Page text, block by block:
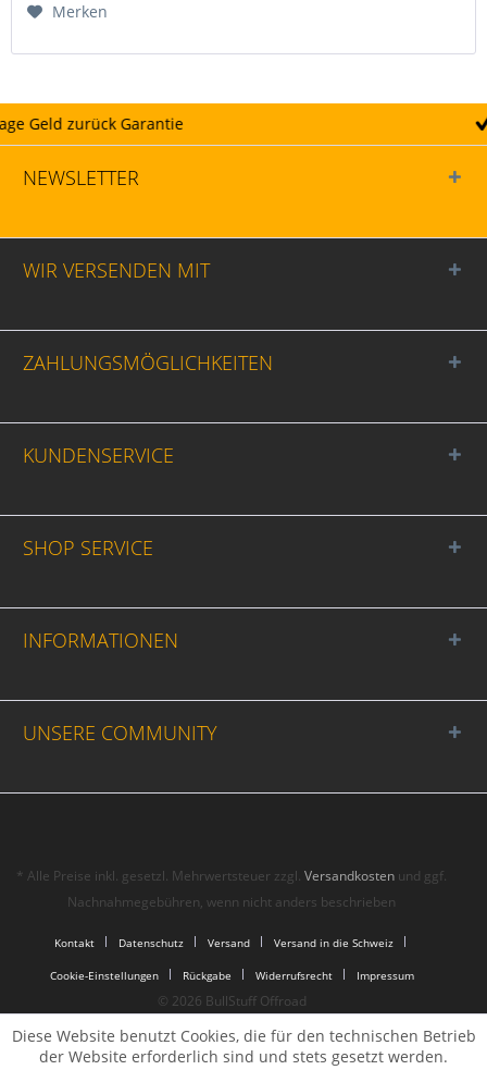
Merken
NEWSLETTER
WIR VERSENDEN MIT
ZAHLUNGSMÖGLICHKEITEN
KUNDENSERVICE
SHOP SERVICE
INFORMATIONEN
UNSERE COMMUNITY
* Alle Preise inkl. gesetzl. Mehrwertsteuer zzgl.Versandkosten und ggf.
Nachnahmegebühren, wenn nicht anders beschrieben
Kontakt Datenschutz Versand Versand in die Schweiz
Cookie-Einstellungen Rückgabe Widerrufsrecht Impressum
© 2026 BullStuff Offroad
Diese Website benutzt Cookies, die für den technischen Betrieb
der Website erforderlich sind und stets gesetzt werden.